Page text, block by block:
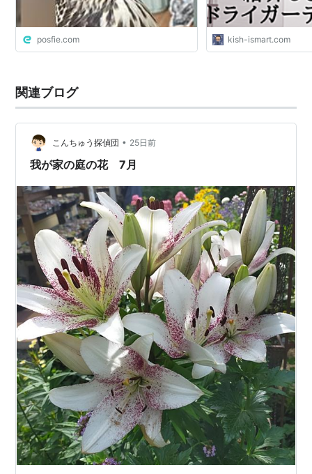
posfie.com kish-ismart.com
関連ブログ
こんちゅう探偵団 • 25日前
我が家の庭の花 7月